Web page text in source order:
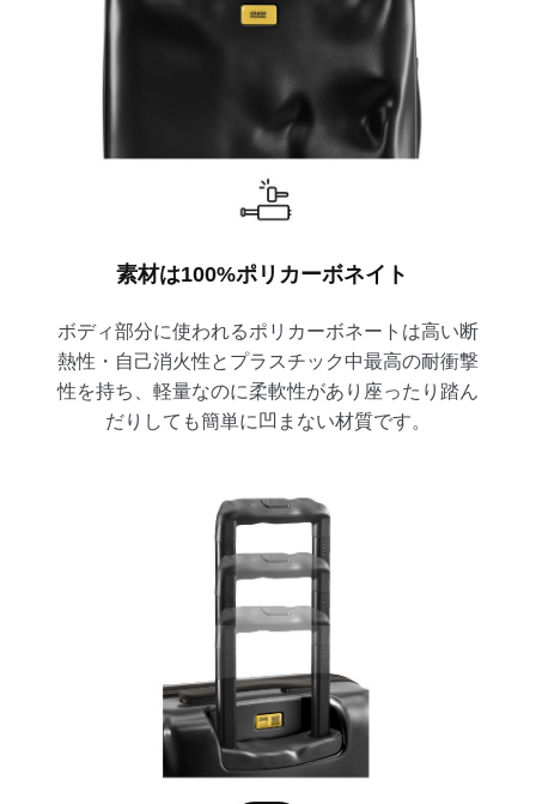
素材は100%ポリカーボネイト
ボディ部分に使われるポリカーボネートは高い断
熱性・自己消火性とプラスチック中最高の耐衝撃
性を持ち、軽量なのに柔軟性があり座ったり踏ん
だりしても簡単に凹まない材質です。